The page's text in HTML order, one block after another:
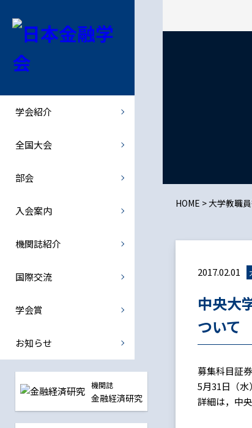
学会紹介
学会紹介
規則の細則
全国大会
全国大会
部会
部会
関西部会
国際金融部会
中央銀行部会
入会案内
機関誌紹介
機関誌紹介
JJMFE
国際交流
学会賞
お知らせ
機関誌
金融経済研究
HOME >大学教職
2017.02.01
中央大
ついて
募集科目証
5月31日（水
詳細は，中